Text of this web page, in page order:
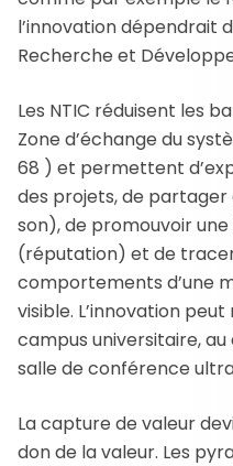
l’innovation dépendrait
Recherche et
Les NTIC réduisent les
Zone d’échange du
68 ) et permettent
des projets, de
son), de promouvoir
(réputation) et de
comportements d’une
visible. L’innovation
campus universitaire,
salle de conférence
La capture de valeur
don de la valeur. Les